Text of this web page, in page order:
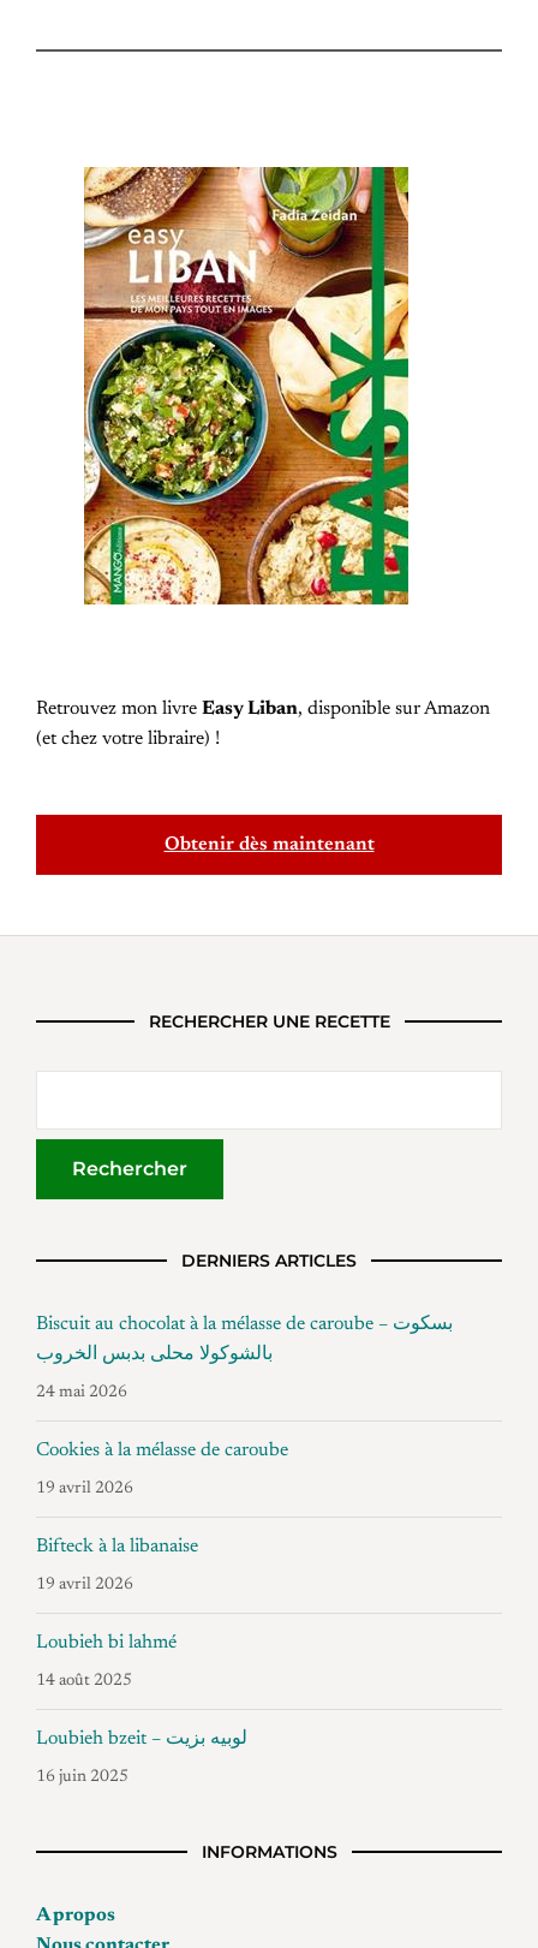
Retrouvez mon livre Easy Liban, disponible sur Amazon
(et chez votre libraire) !
Obtenir dès maintenant
RECHERCHER UNE RECETTE
DERNIERS ARTICLES
Biscuit au chocolat à la mélasse de caroube – بسكوت
بالشوكولا محلى بدبس الخروب
24 mai 2026
Cookies à la mélasse de caroube
19 avril 2026
Bifteck à la libanaise
19 avril 2026
Loubieh bi lahmé
14 août 2025
Loubieh bzeit – لوبيه بزيت
16 juin 2025
INFORMATIONS
A propos